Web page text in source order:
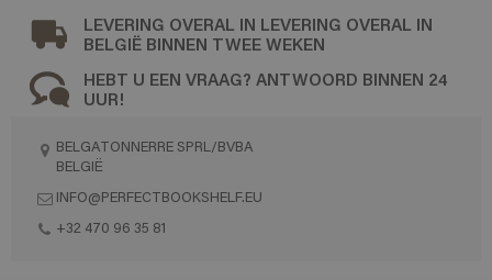
LEVERING OVERAL IN LEVERING OVERAL IN
BELGIË BINNEN TWEE WEKEN
HEBT U EEN VRAAG? ANTWOORD BINNEN 24
UUR!
BELGATONNERRE SPRL/BVBA
BELGIË
INFO@PERFECTBOOKSHELF.EU
+32 470 96 35 81